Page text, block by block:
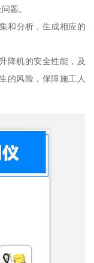
题。
和分析，生成相应的
降机的安全性能，及
的风险，保障施工人